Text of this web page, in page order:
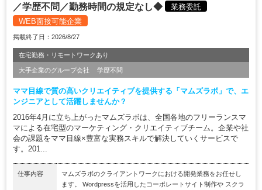
／学歴不問／勤務時間の規定なし◆
業務委託
WEB面接可能企業
掲載終了日：2026/8/27
在宅勤務・リモートワークあり
大手企業のグループ会社 学歴不問
ママ目線で質の高いクリエイティブを提供する「マムズラボ」で、エ
ンジニアとして活躍しませんか？
2016年4月に立ち上がったマムズラボは、全国各地のフリーランスマ
マによる在宅型のマーケティング・クリエイティブチーム。企業や社
会の課題をママ目線×豊富な実務スキルで解決していくサービスで
す。201...
仕事内容
マムズラボのクライアントワークにおける開発業務をお任せし
ます。 Wordpressを活用したコーポレートサイト制作や スクラ